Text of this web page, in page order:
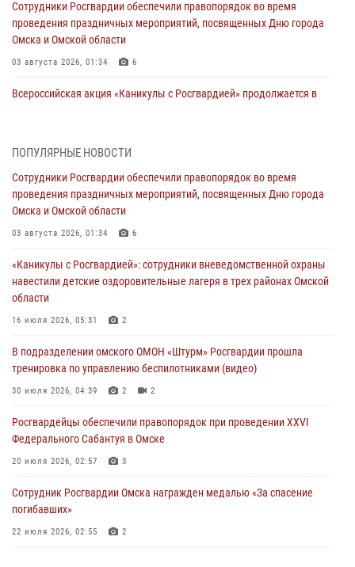
Сотрудники Росгвардии обеспечили правопорядок во время
проведения праздничных мероприятий, посвященных Дню города
Омска и Омской области
03 августа 2026, 01:34 6
Всероссийская акция «Каникулы с Росгвардией» продолжается в
тренировка по управлению беспилотниками (видео)
30 июля 2026, 04:39 2
Росгвардия обеспечила безопасность уникального передвижного
29 июля 2026, 01:49
Росгвардейцы приняли участие в крестном ходе в День крещения
Руси в Омске
При содействии спецназа Росгвардии пресечены нарушения
миграционного законодательства в Омске (видео)
ПОПУЛЯРНЫЕ НОВОСТИ
Сотрудники Росгвардии обеспечили правопорядок во время
проведения праздничных мероприятий, посвященных Дню города
Омска и Омской области
03 августа 2026, 01:34 6
«Каникулы с Росгвардией»: сотрудники вневедомственной охраны
навестили детские оздоровительные лагеря в трех районах Омской
области
16 июля 2026, 05:31 2
В подразделении омского ОМОН «Штурм» Росгвардии прошла
тренировка по управлению беспилотниками (видео)
30 июля 2026, 04:39 2 2
Росгвардейцы обеcпечили правопорядок при проведении XXVI
Федерального Сабантуя в Омске
20 июля 2026, 02:57 3
Сотрудник Росгвардии Омска награжден медалью «За спасение
погибавших»
22 июля 2026, 02:55 2